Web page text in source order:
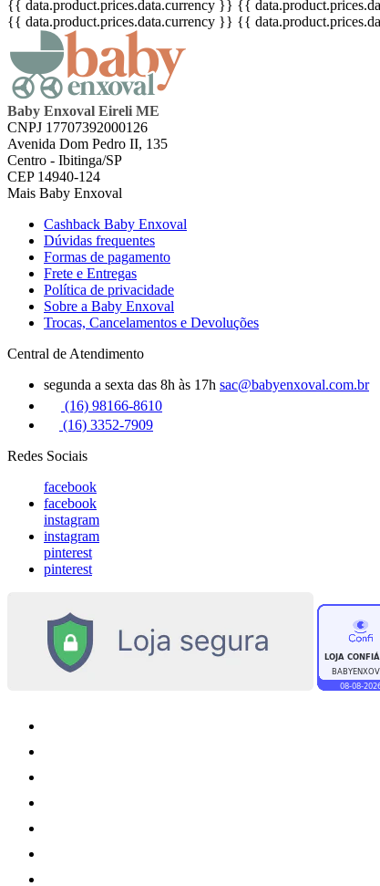
{{ data.product.prices.data.currency }} {{
{{ data.product.prices.data.currency }} {{
Baby Enxoval Eireli ME
CNPJ 17707392000126
Avenida Dom Pedro II, 135
Centro - Ibitinga/SP
CEP 14940-124
Mais Baby Enxoval
Cashback Baby Enxoval
Dúvidas frequentes
Formas de pagamento
Frete e Entregas
Política de privacidade
Sobre a Baby Enxoval
Trocas, Cancelamentos e Devoluções
Central de Atendimento
segunda a sexta das 8h às 17h sac@babyenxoval.com.br
(16) 98166-8610
(16) 3352-7909
Redes Sociais
facebook
facebook
instagram
instagram
pinterest
pinterest